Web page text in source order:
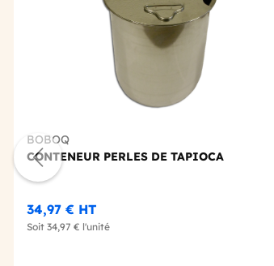
BOBOQ
CONTENEUR PERLES DE TAPIOCA
34,97 € HT
Soit 34,97 € l'unité